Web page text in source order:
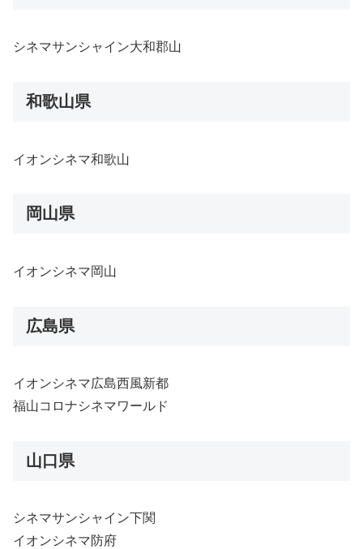
シネマサンシャイン大和郡山
和歌山県
イオンシネマ和歌山
岡山県
イオンシネマ岡山
広島県
イオンシネマ広島西風新都
福山コロナシネマワールド
山口県
シネマサンシャイン下関
イオンシネマ防府